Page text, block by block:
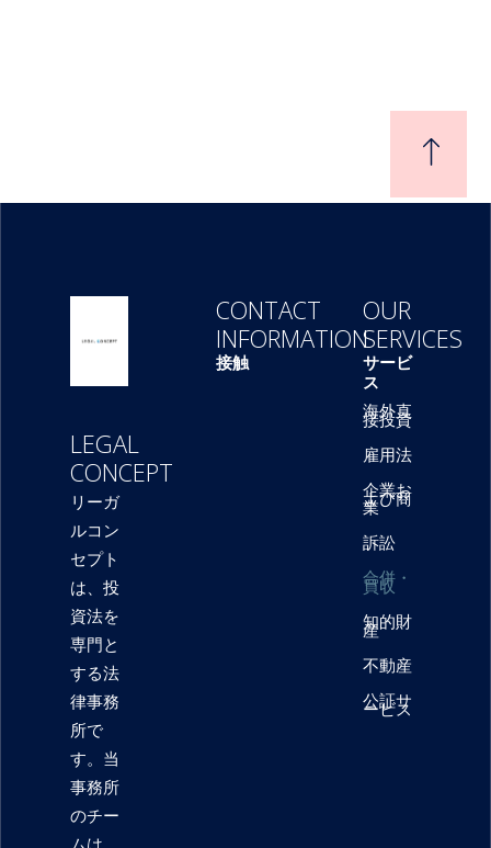
LEGAL
CONCEPT
リーガ
ルコン
セプト
は、投
資法を
専門と
する法
律事務
所で
す。当
事務所
のチー
ムは、
CONTACT
INFORMATION
接触
OUR
SERVICES
サービ
ス
海外直
接投資
雇用法
企業お
よび商
業
訴訟
合併・
買収
知的財
産
不動産
公証サ
ービス